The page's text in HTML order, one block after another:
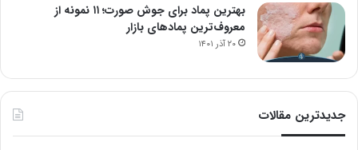
بهترین پماد برای جوش صورت؛ ۱۱ نمونه از
معروف‌ترین پمادهای بازار
۲۰ آذر ۱۴۰۱
جدیدترین مقالات